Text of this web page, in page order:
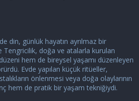
din, günlük hayatın ayrılmaz bir
Tengricilik, doğa ve atalarla kurulan
hem de bireysel yaşamı düzenleyen
Evde yapılan küçük ritüeller,
önlenmesi veya doğa olaylarının
hem de pratik bir yaşam tekniğiydi.